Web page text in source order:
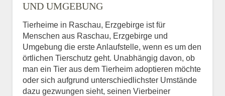
UND UMGEBUNG
Tierheime in Raschau, Erzgebirge ist für
Menschen aus Raschau, Erzgebirge und
Umgebung die erste Anlaufstelle, wenn es um den
örtlichen Tierschutz geht. Unabhängig davon, ob
man ein Tier aus dem Tierheim adoptieren möchte
oder sich aufgrund unterschiedlichster Umstände
dazu gezwungen sieht, seinen Vierbeiner